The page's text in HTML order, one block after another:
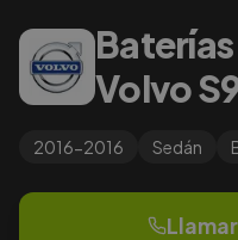
Volvo
2016-2016 Sedán